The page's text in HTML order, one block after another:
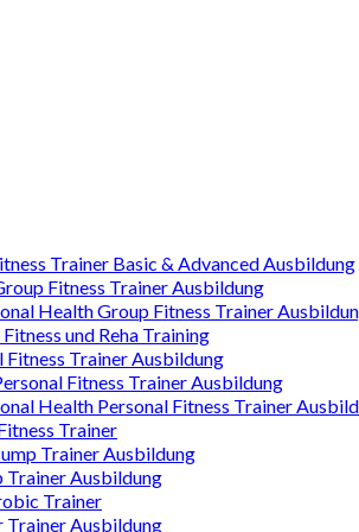
Trainer Basic & Advanced Ausbildung
Fitness Trainer Ausbildung
Health Group Fitness Trainer
und Reha Training
Fitness Trainer Ausbildung
Fitness Trainer Ausbildung
Health Personal Fitness Trainer
Trainer
Trainer Ausbildung
Trainer Ausbildung
Trainer
Trainer Ausbildung